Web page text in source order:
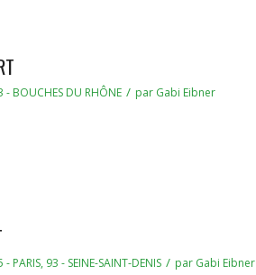
- BOUCHES DU RHÔNE / par Gabi Eibner
- PARIS, 93 - SEINE-SAINT-DENIS / par Gabi Eibner